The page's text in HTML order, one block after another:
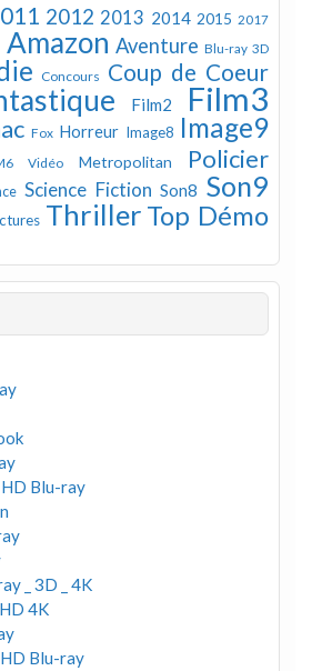
2012 2013 2014 2015 2017
Amazon Aventure Blu-ray 3D
Concours Coup de Coeur
Film2 Film3
Fox Horreur Image8 Image9
Vidéo Metropolitan Policier
Science Fiction Son8 Son9
Thriller Top Démo
Blu-ray
_ 3D _ 4K
4K
Blu-ray